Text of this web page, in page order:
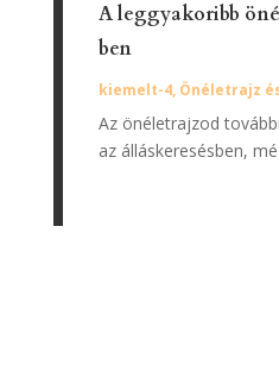
A leggyakoribb
ben
kiemelt-4, Önéletrajz
Az önéletrajzod
az álláskeresésben,